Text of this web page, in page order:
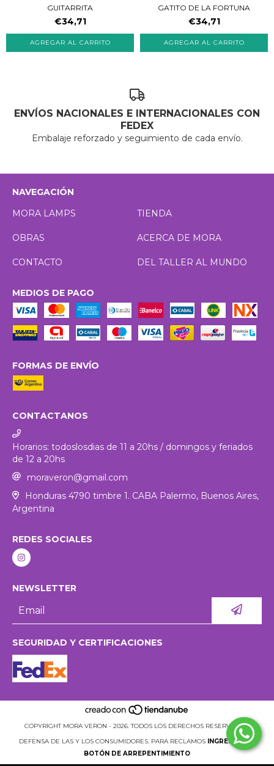
GUITARRITA
€34,71
GATITO DE LA FORTUNA
€34,71
ENVÍOS NACIONALES E INTERNACIONALES CON
FEDEX
Embalaje reforzado y seguimiento de cada envío.
NAVEGACIÓN
MORA LAMPS
TIENDA
OBRAS ACERCA DE MORA
CONTACTO DEL TALLER AL MUNDO
MEDIOS DE PAGO
FORMAS DE ENVÍO
CONTACTANOS
Horarios: todoslosdias de 11 a 20hs / domingos y feriados
de 12 a 20hs
moraveron@gmail.com
Honduras 4790 timbre 1. CABA Palermo, Buenos Aires,
Argentina
REDES SOCIALES
NEWSLETTER
SEGURIDAD Y CERTIFICACIONES
COPYRIGHT MORA VERON - 2026. TODOS LOS DERECHOS RESERVADOS.
DEFENSA DE LAS Y LOS CONSUMIDORES. PARA RECLAMOS INGRESÁ ACÁ.
BOTÓN DE ARREPENTIMIENTO